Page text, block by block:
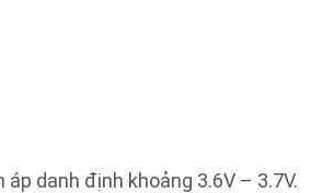
danh định khoảng 3.6V – 3.7V.